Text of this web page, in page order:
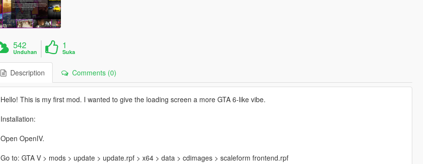
542
Unduhan
1
Suka
Description Comments (0)
Hello! This is my first mod. I wanted to give the loading screen a more GTA 6-like vibe.
Installation:
Open OpenIV.
Go to: GTA V > mods > update > update.rpf > x64 > data > cdimages > scaleform frontend.rpf